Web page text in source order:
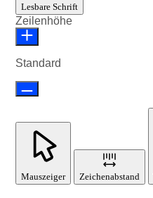
Lesbare Schrift
Zeilenhöhe
Standard
Mauszeiger Zeichenabstand